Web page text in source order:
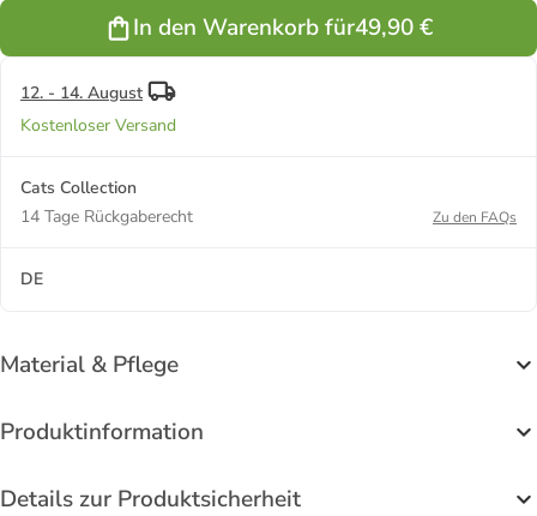
In den Warenkorb für49,90 €
12. - 14. August
Kostenloser Versand
Cats Collection
14 Tage Rückgaberecht
Zu den FAQs
DE
Material & Pflege
Produktinformation
Details zur Produktsicherheit